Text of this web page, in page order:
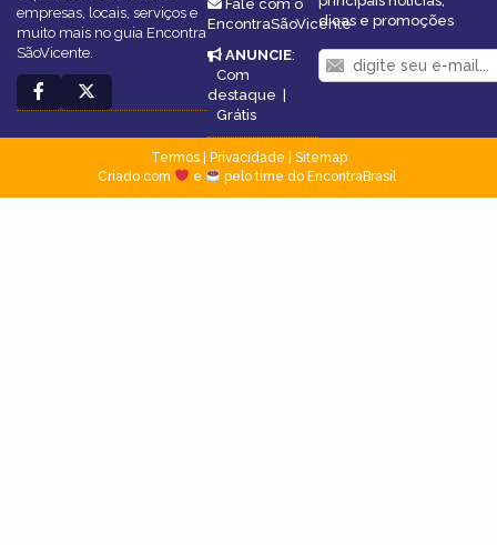
empresas, locais, serviços e
muito mais no guia Encontra
SãoVicente.
Fale com o
EncontraSãoVicente
ANUNCIE:
Com
destaque
Grátis
dicas e promoções
Termos| Privacidade
Sitemap
Criado com
e pelo time do EncontraBrasil